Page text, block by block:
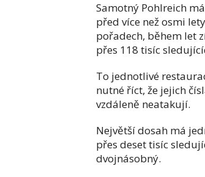
Samotný Pohlreich
před více než osmi
pořadech, během let
přes 118 tisíc
To jednotlivé
nutné říct, že jejich
vzdáleně neatakují.
Největší dosah má
přes deset tisíc
dvojnásobný.